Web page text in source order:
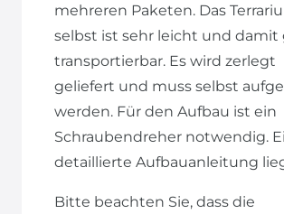
mehreren Paketen. Das
selbst ist sehr leicht und damit
transportierbar. Es wird zerlegt
geliefert und muss selbst
werden. Für den Aufbau ist ein
Schraubendreher notwendig.
detaillierte Aufbauanleitung
Bitte beachten Sie, dass die